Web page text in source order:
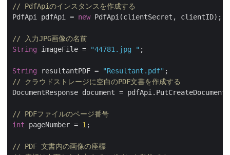
// PdfApiのインスタンスを作成する
PdfApi pdfApi = new PdfApi(clientSecret, clientID);
// 入力JPG画像の名前
String imageFile = "44781.jpg " ;
String resultantPDF = "Resultant.pdf"
// クラウドストレージに空白のPDF文書を作成する
DocumentResponse document =
// PDFファイルのページ番号
int pageNumber = 1 ;
// PDF 文書内の画像の座標